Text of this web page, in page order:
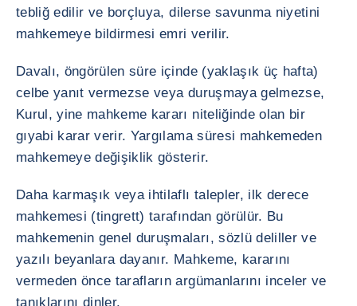
tebliğ edilir ve borçluya, dilerse savunma niyetini
mahkemeye bildirmesi emri verilir.
Davalı, öngörülen süre içinde (yaklaşık üç hafta)
celbe yanıt vermezse veya duruşmaya gelmezse,
Kurul, yine mahkeme kararı niteliğinde olan bir
gıyabi karar verir. Yargılama süresi mahkemeden
mahkemeye değişiklik gösterir.
Daha karmaşık veya ihtilaflı talepler, ilk derece
mahkemesi (tingrett) tarafından görülür. Bu
mahkemenin genel duruşmaları, sözlü deliller ve
yazılı beyanlara dayanır. Mahkeme, kararını
vermeden önce tarafların argümanlarını inceler ve
tanıklarını dinler.